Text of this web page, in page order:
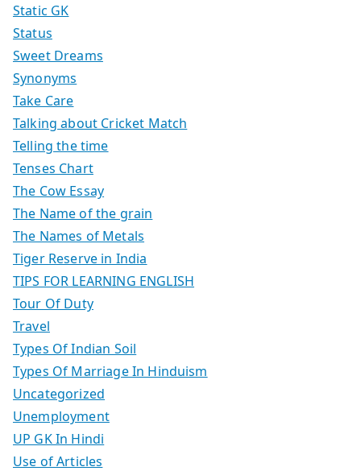
Static GK
Status
Sweet Dreams
Synonyms
Take Care
Talking about Cricket Match
Telling the time
Tenses Chart
The Cow Essay
The Name of the grain
The Names of Metals
Tiger Reserve in India
TIPS FOR LEARNING ENGLISH
Tour Of Duty
Travel
Types Of Indian Soil
Types Of Marriage In Hinduism
Uncategorized
Unemployment
UP GK In Hindi
Use of Articles